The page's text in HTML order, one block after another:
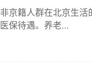
京籍人群在北京生
保待遇。养老...